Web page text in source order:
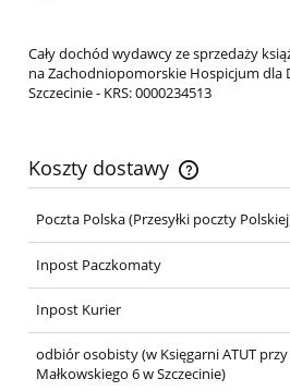
Cały dochód wydawcy ze sprzedaży
na Zachodniopomorskie Hospicjum dla
Szczecinie - KRS: 0000234513
Koszty dostawy
Cena nie zawiera ewentualnych
Poczta Polska(Przesyłki poczty
Inpost Paczkomaty
Inpost Kurier
odbiór osobisty(w Księgarni ATUT
Małkowskiego 6 w Szczecinie)